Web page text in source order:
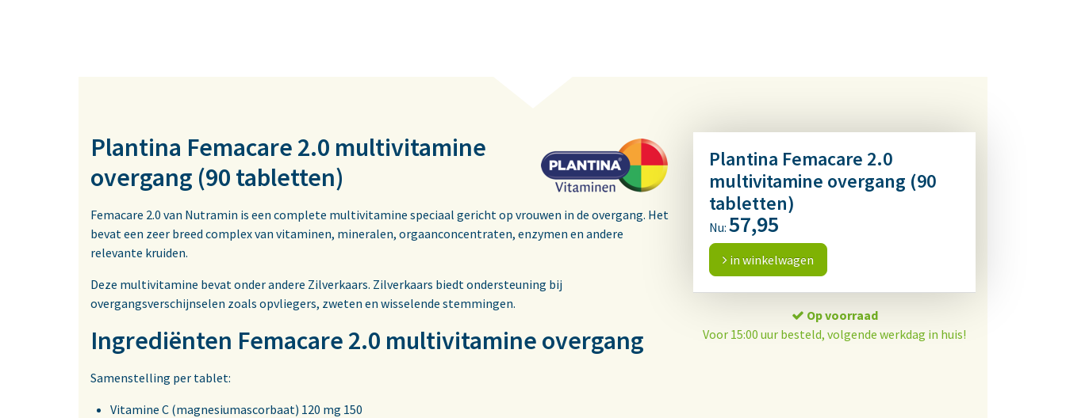
Plantina Femacare 2.0 multivitamine
overgang (90 tabletten)
Femacare 2.0 van Nutramin is een complete multivitamine speciaal gericht op vrouwen in de overgang. Het
bevat een zeer breed complex van vitaminen, mineralen, orgaanconcentraten, enzymen en andere
relevante kruiden.
Deze multivitamine bevat onder andere Zilverkaars. Zilverkaars biedt ondersteuning bij
overgangsverschijnselen zoals opvliegers, zweten en wisselende stemmingen.
Ingrediënten Femacare 2.0 multivitamine overgang
Samenstelling per tablet:
Vitamine C (magnesiumascorbaat) 120 mg 150
Plantina Femacare 2.0
multivitamine overgang (90
tabletten)
Nu: 57,95
in winkelwagen
Op voorraad
Voor 15:00 uur besteld, volgende werkdag in huis!